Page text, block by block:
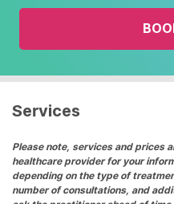
the
and
date.
the
question
mark
Services
Please note, services and prices
healthcare provider for your
depending on the type of
number of consultations, and